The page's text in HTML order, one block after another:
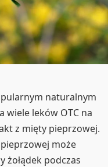
naturalnym
leków OTC na
z mięty pieprzowej.
może
żołądek podczas